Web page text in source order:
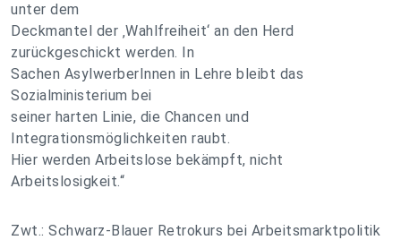
unter dem
Deckmantel der ‚Wahlfreiheit‘ an den Herd
zurückgeschickt werden. In
Sachen AsylwerberInnen in Lehre bleibt das
Sozialministerium bei
seiner harten Linie, die Chancen und
Integrationsmöglichkeiten raubt.
Hier werden Arbeitslose bekämpft, nicht
Arbeitslosigkeit.“
Zwt.: Schwarz-Blauer Retrokurs bei Arbeitsmarktpolitik